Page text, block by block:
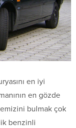
en iyi
en gözde
bulmak çok
benzinli